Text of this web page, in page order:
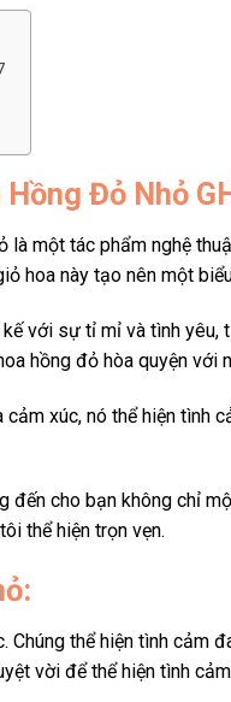
Đỏ Nhỏ
là một tác phẩm nghệ
hoa này tạo nên một
với sự tỉ mỉ và tình
hồng đỏ hòa quyện
xúc, nó thể hiện
đến cho bạn không chỉ
thể hiện trọn vẹn.
thể hiện tình cảm
vời để thể hiện tình